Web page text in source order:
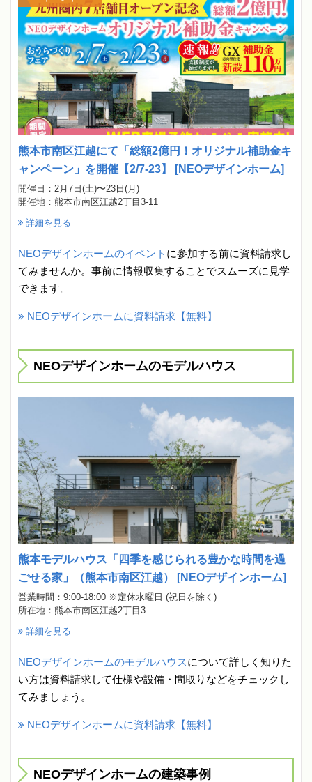
熊本市南区江越にて「総額2億円！オリジナル補助金キ
ャンペーン」を開催【2/7-23】 [NEOデザインホーム]
開催日：2月7日(土)〜23日(月)
開催地：熊本市南区江越2丁目3-11
詳細を見る
NEOデザインホームのイベント に参加する前に資料請求し
てみませんか。事前に情報収集することでスムーズに見学
できます。
NEOデザインホームに資料請求【無料】
NEOデザインホームのモデルハウス
熊本モデルハウス「四季を感じられる豊かな時間を過
ごせる家」（熊本市南区江越） [NEOデザインホーム]
営業時間：9:00-18:00 ※定休水曜日 (祝日を除く)
所在地：熊本市南区江越2丁目3
詳細を見る
NEOデザインホームのモデルハウスについて詳しく知りた
い方は資料請求して仕様や設備・間取りなどをチェックし
てみましょう。
NEOデザインホームに資料請求【無料】
NEOデザインホームの建築事例